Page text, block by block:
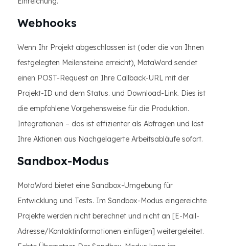
Webhooks
Wenn Ihr Projekt abgeschlossen ist (oder die von Ihnen
festgelegten Meilensteine ​​erreicht), MotaWord sendet
einen POST-Request an Ihre Callback-URL mit der
Projekt-ID und dem Status. und Download-Link. Dies ist
die empfohlene Vorgehensweise für die Produktion.
Integrationen – das ist effizienter als Abfragen und löst
Ihre Aktionen aus Nachgelagerte Arbeitsabläufe sofort.
Sandbox-Modus
MotaWord bietet eine Sandbox-Umgebung für
Entwicklung und Tests. Im Sandbox-Modus eingereichte
Projekte werden nicht berechnet und nicht an [E-Mail-
Adresse/Kontaktinformationen einfügen] weitergeleitet.